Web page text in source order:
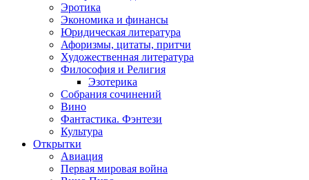
Эротика
Экономика и финансы
Юридическая литература
Афоризмы, цитаты, притчи
Художественная литература
Философия и Религия
Эзотерика
Собрания сочинений
Вино
Фантастика. Фэнтези
Культура
Открытки
Авиация
Первая мировая война